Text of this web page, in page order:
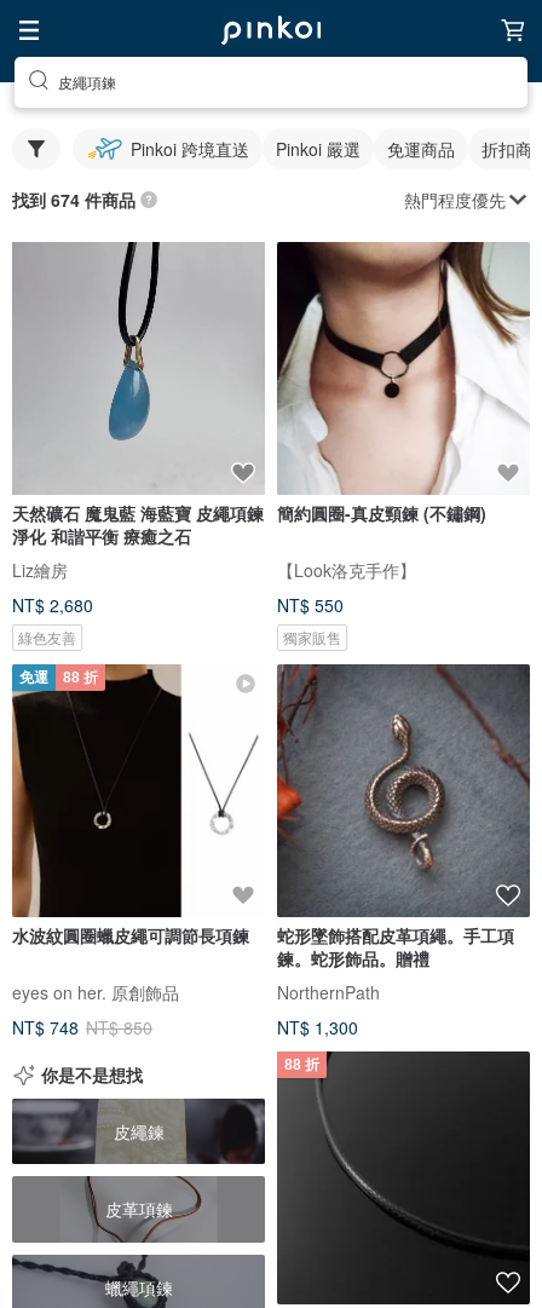
皮繩項鍊
Pinkoi 跨境直送 Pinkoi 嚴選 免運商品 折扣商
找到 674 件商品 熱門程度優先
天然礦石 魔鬼藍 海藍寶 皮繩項鍊
淨化 和諧平衡 療癒之石
Liz繪房
NT$ 2,680
綠色友善
簡約圓圈-真皮頸鍊 (不鏽鋼)
【Look洛克手作】
NT$ 550
獨家販售
免運 88 折
水波紋圓圈蠟皮繩可調節長項鍊
eyes on her. 原創飾品
NT$ 748 NT$ 850
蛇形墜飾搭配皮革項繩。手工項
鍊。蛇形飾品。贈禮
NorthernPath
NT$ 1,300
你是不是想找
皮繩鍊
皮革項鍊
蠟繩項鍊
88 折